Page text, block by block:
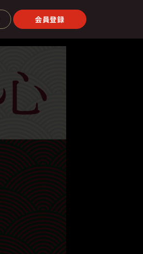
会員登録